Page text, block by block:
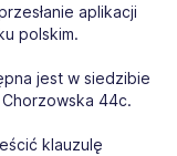
aplikacji
polskim.
jest w siedzibie
44c.
klauzulę